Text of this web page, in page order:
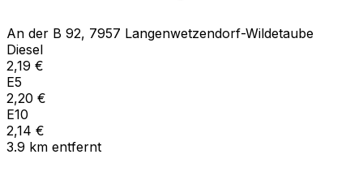
An der B 92, 7957 Langenwetzendorf-Wildetaube
Diesel
2,19 €
E5
2,20 €
E10
2,14 €
3.9 km entfernt